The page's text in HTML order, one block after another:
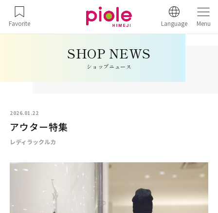
Favorite Language Menu
ショップニュース
2026.01.22
アウター特集
レディラックルカ